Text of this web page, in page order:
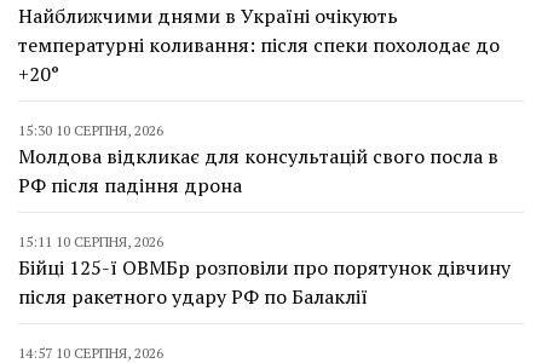
Найближчими днями в Україні очікують
температурні коливання: після спеки похолодає до
+20°
15:30 10 СЕРПНЯ, 2026
Молдова відкликає для консультацій свого посла в
РФ після падіння дрона
15:11 10 СЕРПНЯ, 2026
Бійці 125-ї ОВМБр розповіли про порятунок дівчину
після ракетного удару РФ по Балаклії
14:57 10 СЕРПНЯ, 2026